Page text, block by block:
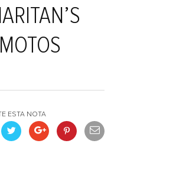
ESTA NOTA